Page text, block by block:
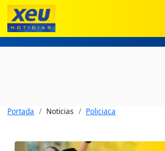
Portada Noticias Policiaca